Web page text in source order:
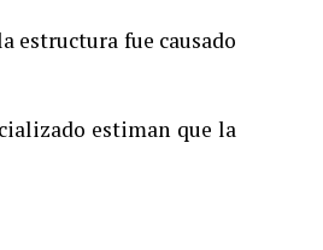
estructura fue causado
estiman que la